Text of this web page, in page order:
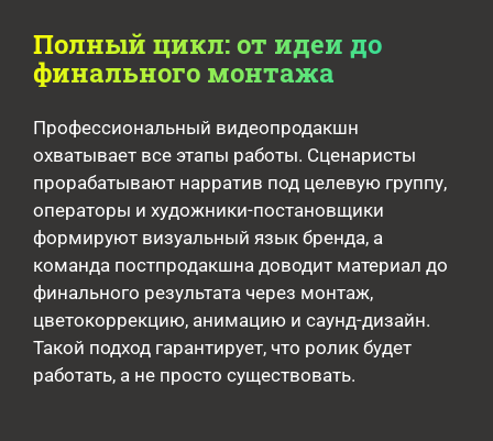
Полный цикл: от идеи до
финального монтажа
Профессиональный видеопродакшн
охватывает все этапы работы. Сценаристы
прорабатывают нарратив под целевую группу,
операторы и художники-постановщики
формируют визуальный язык бренда, а
команда постпродакшна доводит материал до
финального результата через монтаж,
цветокоррекцию, анимацию и саунд-дизайн.
Такой подход гарантирует, что ролик будет
работать, а не просто существовать.